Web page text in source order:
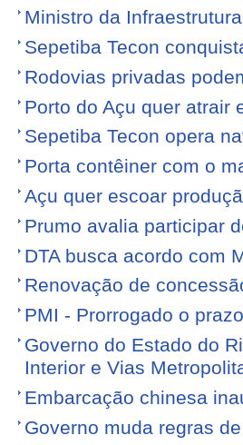
Ministro da
Sepetiba Tecon
Rodovias privadas
Porto do Açu quer atrair
Sepetiba Tecon opera
Porta contêiner com o
Açu quer escoar
Prumo avalia participar
DTA busca acordo com
Renovação de
PMI - Prorrogado o
Governo do Estado do
Interior e Vias
Embarcação chinesa
Governo muda regras